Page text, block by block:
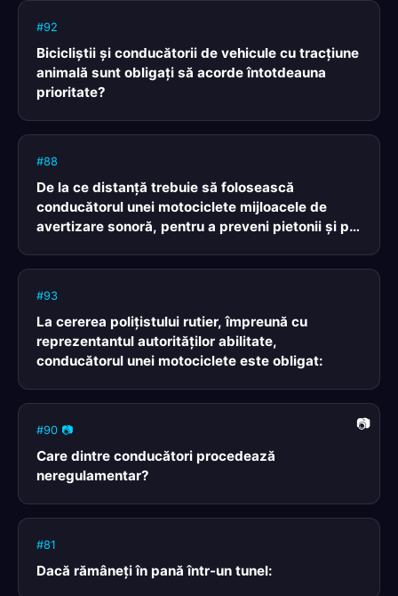
#92
Bicicliştii şi conducătorii de vehicule cu tracţiune
animală sunt obligaţi să acorde întotdeauna
prioritate?
#88
De la ce distanţă trebuie să folosească
conducătorul unei motociclete mijloacele de
avertizare sonoră, pentru a preveni pietonii şi pe
#93
La cererea poliţistului rutier, împreună cu
reprezentantul autorităţilor abilitate,
conducătorul unei motociclete este obligat:
#90 📷
Care dintre conducători procedează
neregulamentar?
#81
Dacă rămâneţi în pană într-un tunel: